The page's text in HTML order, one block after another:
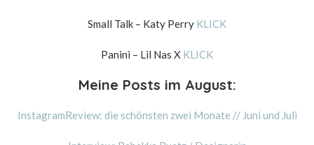
Small Talk – Katy Perry KLICK
Panini – Lil Nas X KLICK
Meine Posts im August:
InstagramReview: die schönsten zwei Monate // Juni und Juli